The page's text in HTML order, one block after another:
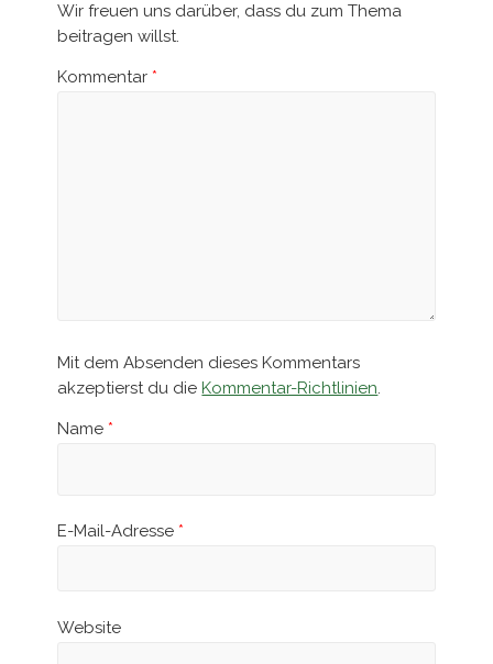
Wir freuen uns darüber, dass du zum Thema
beitragen willst.
Kommentar *
Mit dem Absenden dieses Kommentars
akzeptierst du die Kommentar-Richtlinien.
Name *
E-Mail-Adresse *
Website